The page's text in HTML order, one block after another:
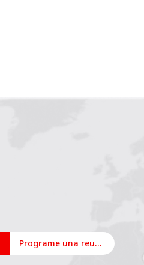
Programe una reunión en línea